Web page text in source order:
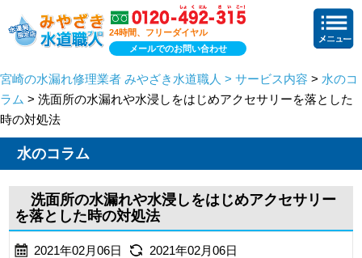
24時間、フリーダイヤル
メールでのお問い合わせ
宮崎の水漏れ修理業者 みやざき水道職人 > サービス内容 > 水のコ
ラム > 洗面所の水漏れや水浸しをはじめアクセサリーを落とした
時の対処法
水のコラム
洗面所の水漏れや水浸しをはじめアクセサリー
を落とした時の対処法
2021年02月06日
2021年02月06日